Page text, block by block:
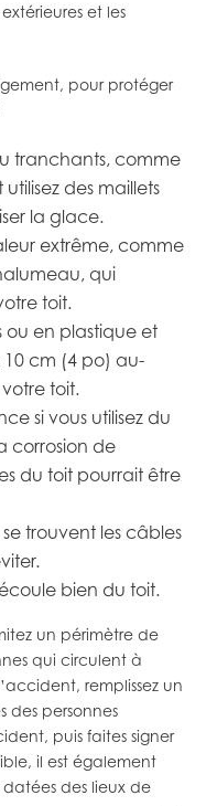
et les
pour protéger
tranchants, comme
des maillets
la glace.
extrême, comme
qui
toit.
ou en plastique et
10 cm (4 po) au-
toit.
si vous utilisez du
corrosion de
du toit pourrait être
trouvent les câbles
bien du toit.
un périmètre de
qui circulent à
remplissez un
des personnes
puis faites signer
il est également
des lieux de